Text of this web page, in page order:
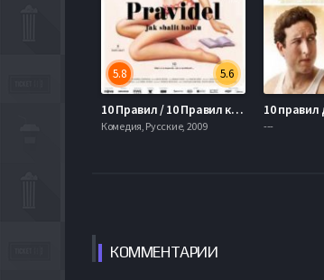
5.6
5.8
10 Правил / 10 Правил как соблазнить девушку (2014)
Комедия, Русские, 2009 ---
КОММЕНТАРИИ